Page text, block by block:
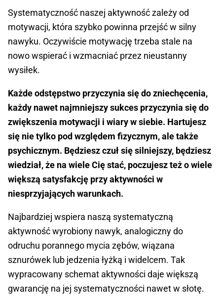
Systematyczność naszej aktywność zależy od
motywacji, która szybko powinna przejść w silny
nawyku. Oczywiście motywację trzeba stale na
nowo wspierać i wzmacniać przez nieustanny
wysiłek.
Każde odstępstwo przyczynia się do zniechęcenia,
każdy nawet najmniejszy sukces przyczynia się do
zwiększenia motywacji i wiary w siebie. Hartujesz
się nie tylko pod względem fizycznym, ale także
psychicznym. Będziesz czuł się silniejszy, będziesz
wiedział, że na wiele Cię stać, poczujesz też o wiele
większą satysfakcję przy aktywności w
niesprzyjających warunkach.
Najbardziej wspiera naszą systematyczną
aktywność wyrobiony nawyk, analogiczny do
odruchu porannego mycia zębów, wiązana
sznurówek lub jedzenia łyżką i widelcem. Tak
wypracowany schemat aktywności daje większą
gwarancję na jej systematyczności nawet w słotę.